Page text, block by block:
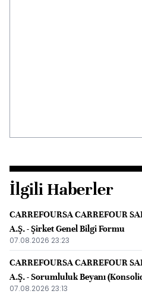
İlgili Haberler
CARREFOURSA CARREFOUR
A.Ş. - Şirket Genel Bilgi Formu
07.08.2026 23:23
CARREFOURSA CARREFOUR
A.Ş. - Sorumluluk Beyanı
07.08.2026 23:13